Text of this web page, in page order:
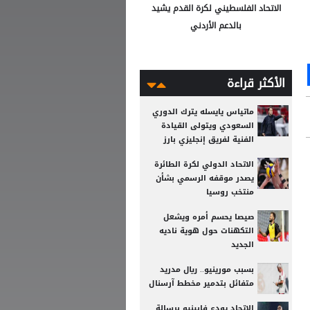
الاتحاد الفلسطيني لكرة القدم يشيد
بالدعم الأردني
الأكثر قراءة
ماتياس يايسله يترك الدوري
السعودي ويتولى القيادة
الفنية لفريق إنجليزي بارز
الاتحاد الدولي لكرة الطائرة
يصدر موقفه الرسمي بشأن
منتخب روسيا
صيصا يحسم أمره ويشعل
التكهنات حول هوية ناديه
الجديد
بسبب مورينيو.. ريال مدريد
متفائل بتدمير مخطط آرسنال